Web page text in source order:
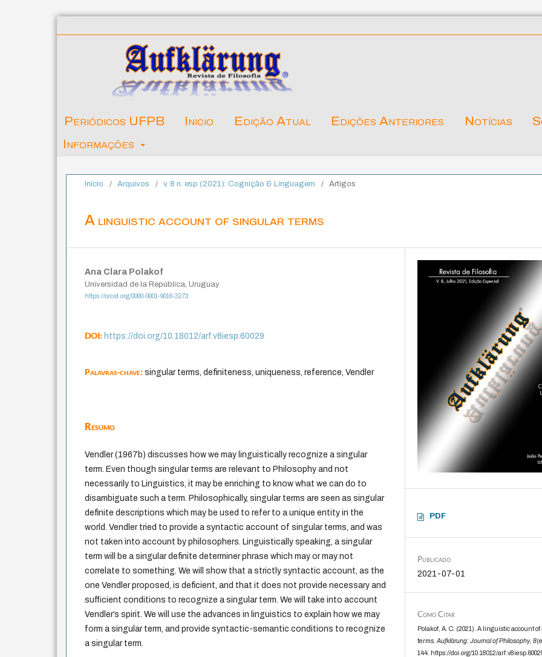
Periódicos UFPB Inicio Edição Atual Edições Anteriores Notícias
Informações
Início / Arquivos / v. 8 n. esp (2021): Cognição & Linguagem / Artigos
A linguistic account of singular terms
Ana Clara Polakof
Universidad de la República, Uruguay
https://orcid.org/0000-0001-9016-3273
DOI:https://doi.org/10.18012/arf.v8iesp.60029
Palavras-chave:singular terms, definiteness, uniqueness, reference, Vendler
Resumo
Vendler (1967b) discusses how we may linguistically recognize a singular
term. Even though singular terms are relevant to Philosophy and not
necessarily to Linguistics, it may be enriching to know what we can do to
disambiguate such a term. Philosophically, singular terms are seen as singular
definite descriptions which may be used to refer to a unique entity in the
world. Vendler tried to provide a syntactic account of singular terms, and was
not taken into account by philosophers. Linguistically speaking, a singular
term will be a singular definite determiner phrase which may or may not
correlate to something. We will show that a strictly syntactic account, as the
one Vendler proposed, is deficient, and that it does not provide necessary and
sufficient conditions to recognize a singular term. We will take into account
Vendler’s spirit. We will use the advances in linguistics to explain how we may
form a singular term, and provide syntactic-semantic conditions to recognize
a singular term.
PDF
Publicado
2021-07-01
Como Citar
Polakof, A. C. (2021). A linguistic account
terms.Aufklärung: Journal of Philosophy,8
144. https://doi.org/10.18012/